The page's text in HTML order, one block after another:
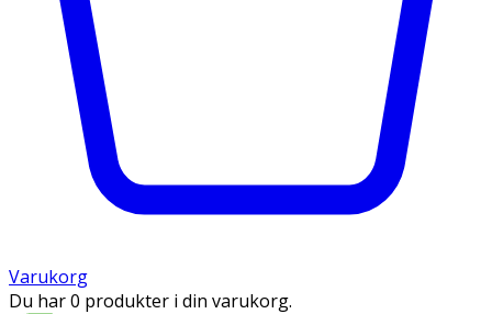
Varukorg
Du har 0 produkter i din varukorg.